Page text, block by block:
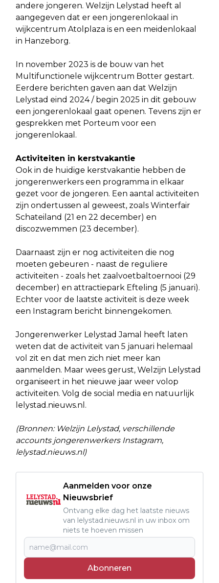
andere jongeren. Welzijn Lelystad heeft al
aangegeven dat er een jongerenlokaal in
wijkcentrum Atolplaza is en een meidenlokaal
in Hanzeborg.
In november 2023 is de bouw van het
Multifunctionele wijkcentrum Botter gestart.
Eerdere berichten gaven aan dat Welzijn
Lelystad eind 2024 / begin 2025 in dit gebouw
een jongerenlokaal gaat openen. Tevens zijn er
gesprekken met Porteum voor een
jongerenlokaal.
Activiteiten in kerstvakantie
Ook in de huidige kerstvakantie hebben de
jongerenwerkers een programma in elkaar
gezet voor de jongeren. Een aantal activiteiten
zijn ondertussen al geweest, zoals Winterfair
Schateiland (21 en 22 december) en
discozwemmen (23 december).
Daarnaast zijn er nog activiteiten die nog
moeten gebeuren - naast de reguliere
activiteiten - zoals het zaalvoetbaltoernooi (29
december) en attractiepark Efteling (5 januari).
Echter voor de laatste activiteit is deze week
een Instagram bericht binnengekomen.
Jongerenwerker Lelystad Jamal heeft laten
weten dat de activiteit van 5 januari helemaal
vol zit en dat men zich niet meer kan
aanmelden. Maar wees gerust, Welzijn Lelystad
organiseert in het nieuwe jaar weer volop
activiteiten. Volg de social media en natuurlijk
lelystad.nieuws.nl.
(Bronnen: Welzijn Lelystad, verschillende
accounts jongerenwerkers Instagram,
lelystad.nieuws.nl)
Aanmelden voor onze
Nieuwsbrief
Ontvang elke dag het laatste nieuws
van lelystad.nieuws.nl in uw inbox om
niets te hoeven missen
Abonneren